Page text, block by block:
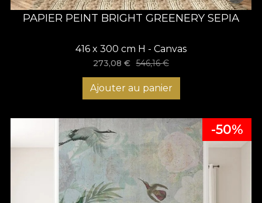
PAPIER PEINT BRIGHT GREENERY SEPIA
416 x 300 cm H - Canvas
273,08€ 546,16€
Ajouter au panier
-50%